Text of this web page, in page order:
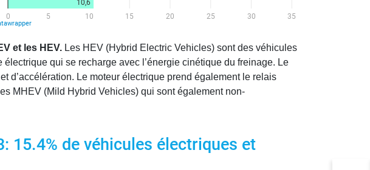
et les HEV. Les HEV (Hybrid Electric Vehicles) sont des véhicules
qui se recharge avec l’énergie cinétique du freinage. Le
d’accélération. Le moteur électrique prend également le relais
MHEV (Mild Hybrid Vehicles) qui sont également non-
15.4% de véhicules électriques et